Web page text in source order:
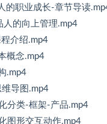
的职业成长-章节导读
的向上管理.mp4
介绍.mp4
概念.mp4
.mp4
导图.mp4
分类-框架-产品.mp4
图形交互动作.mp4